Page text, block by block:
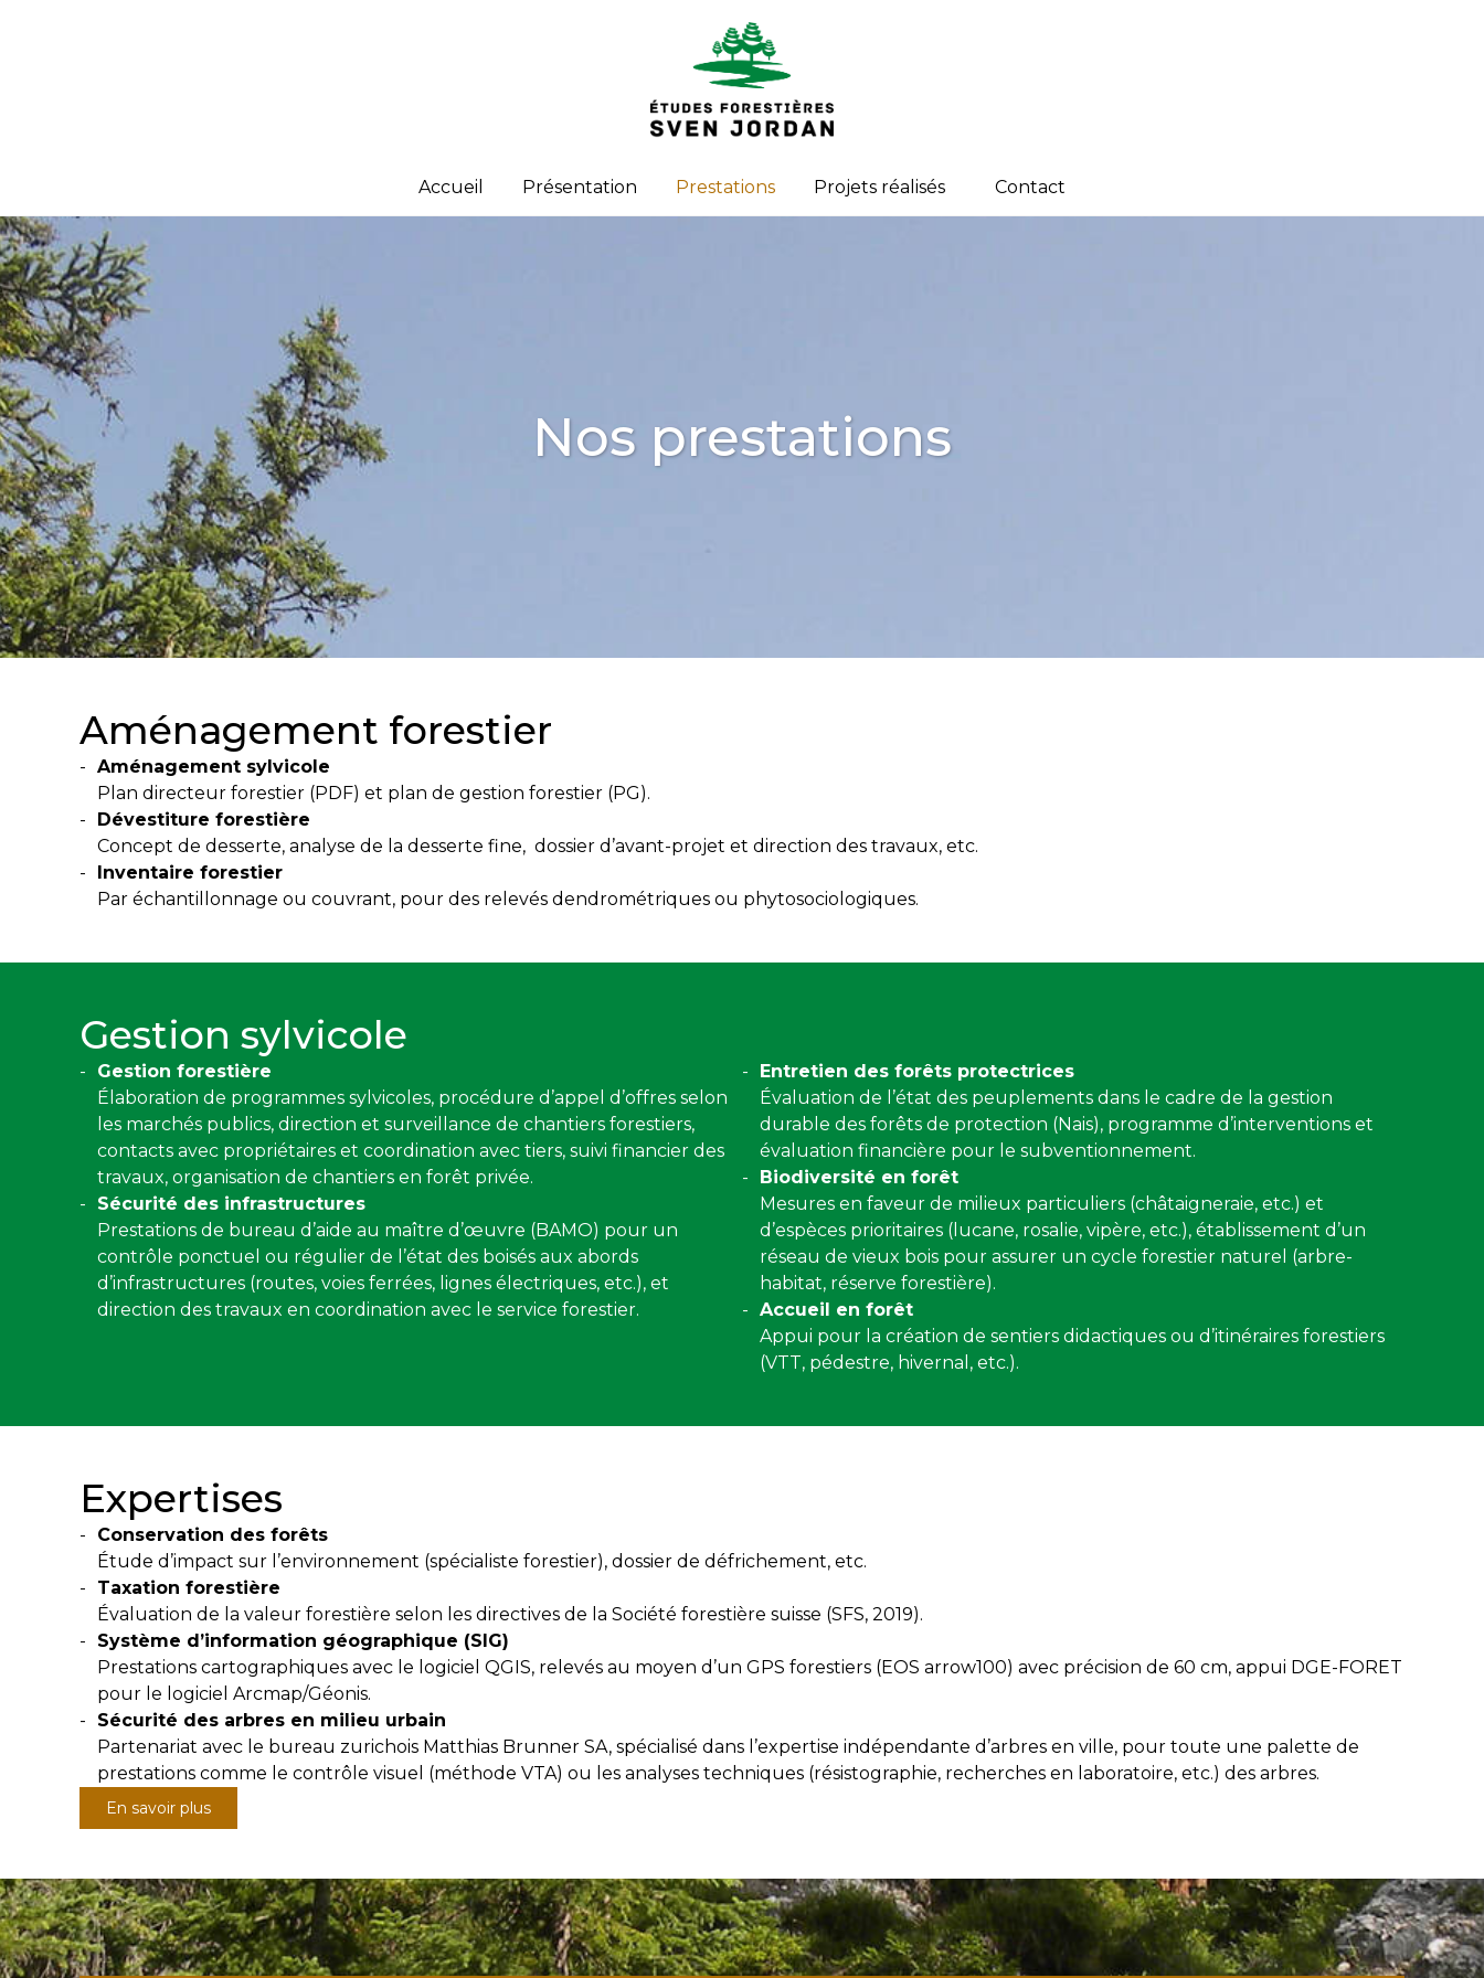
Accueil Présentation Prestations Projets réalisés Contact
Nos prestations
Aménagement forestier
Aménagement sylvicole
Plan directeur forestier (PDF) et plan de gestion forestier (PG).
Dévestiture forestière
Concept de desserte, analyse de la desserte fine, dossier d’avant-projet et direction des travaux, etc.
Inventaire forestier
Par échantillonnage ou couvrant, pour des relevés dendrométriques ou phytosociologiques.
Gestion sylvicole
Gestion forestière
Élaboration de programmes sylvicoles, procédure d’appel d’offres selon
les marchés publics, direction et surveillance de chantiers forestiers,
contacts avec propriétaires et coordination avec tiers, suivi financier des
travaux, organisation de chantiers en forêt privée.
Sécurité des infrastructures
Prestations de bureau d’aide au maître d’œuvre (BAMO) pour un
contrôle ponctuel ou régulier de l’état des boisés aux abords
d’infrastructures (routes, voies ferrées, lignes électriques, etc.), et
direction des travaux en coordination avec le service forestier.
Entretien des forêts protectrices
Évaluation de l’état des peuplements dans le cadre de la gestion
durable des forêts de protection (Nais), programme d’interventions et
évaluation financière pour le subventionnement.
Biodiversité en forêt
Mesures en faveur de milieux particuliers (châtaigneraie, etc.) et
d’espèces prioritaires (lucane, rosalie, vipère, etc.), établissement d’un
réseau de vieux bois pour assurer un cycle forestier naturel (arbre-
habitat, réserve forestière).
Accueil en forêt
Appui pour la création de sentiers didactiques ou d’itinéraires forestiers
(VTT, pédestre, hivernal, etc.).
Expertises
Conservation des forêts
Étude d’impact sur l’environnement (spécialiste forestier), dossier de défrichement, etc.
Taxation forestière
Évaluation de la valeur forestière selon les directives de la Société forestière suisse (SFS, 2019).
Système d’information géographique (SIG)
Prestations cartographiques avec le logiciel QGIS, relevés au moyen d’un GPS forestiers (EOS arrow100) avec précision de 60 cm, appui DGE-FORET
pour le logiciel Arcmap/Géonis.
Sécurité des arbres en milieu urbain
Partenariat avec le bureau zurichois Matthias Brunner SA, spécialisé dans l’expertise indépendante d’arbres en ville, pour toute une palette de
prestations comme le contrôle visuel (méthode VTA) ou les analyses techniques (résistographie, recherches en laboratoire, etc.) des arbres.
En savoir plus